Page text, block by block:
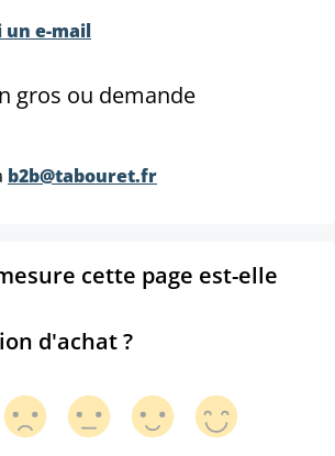
un e-mail
gros ou demande
b2b@tabouret.fr
cette page est-elle
d'achat ?